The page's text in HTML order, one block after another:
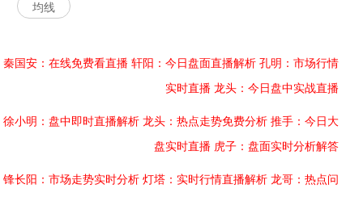
均线
秦国安：在线免费看直播 轩阳：今日盘面直播解析 孔明：市场行情
实时直播 龙头：今日盘中实战直播
徐小明：盘中即时直播解析 龙头：热点走势免费分析 推手：今日大
盘实时直播 虎子：盘面实时分析解答
锋长阳：市场走势实时分析 灯塔：实时行情直播解析 龙哥：热点问